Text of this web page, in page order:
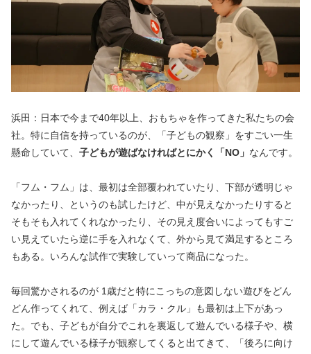
浜田：日本で今まで40年以上、おもちゃを作ってきた私たちの会
社。特に自信を持っているのが、「子どもの観察」をすごい一生
懸命していて、 子どもが遊ばなければとにかく「NO」 なんです。
「フム・フム」は、最初は全部覆われていたり、下部が透明じゃ
なかったり、というのも試したけど、中が見えなかったりすると
そもそも入れてくれなかったり、その見え度合いによってもすご
い見えていたら逆に手を入れなくて、外から見て満足するところ
もある。いろんな試作で実験していって商品になった。
毎回驚かされるのが 1歳だと特にこっちの意図しない遊びをどん
どん作ってくれて、例えば「カラ・クル」も最初は上下があっ
た。でも、子どもが自分でこれを裏返して遊んでいる様子や、横
にして遊んでいる様子が観察してくると出てきて、「後ろに向け